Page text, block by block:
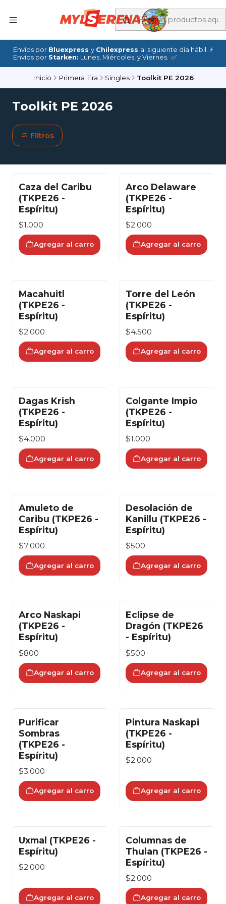
Envíos por Bluexpress y Chilexpress al siguiente día hábil. ⚡
Envíos por Starken: Lunes, Miércoles, y Viernes. ✅
Inicio Primera Era Singles Toolkit PE 2026
Toolkit PE 2026
Filtros
Caza del Caribu
(TKPE26 -
Espíritu)
$1.000
Agregar al carro
Arco Delaware
(TKPE26 -
Espíritu)
$2.000
Agregar al carro
Macahuitl
(TKPE26 -
Espíritu)
$2.000
Agregar al carro
Torre del León
(TKPE26 -
Espíritu)
$4.500
Agregar al carro
Dagas Krish
(TKPE26 -
Espíritu)
$4.000
Agregar al carro
Colgante Impio
(TKPE26 -
Espíritu)
$1.000
Agregar al carro
Amuleto de
Caribu (TKPE26 -
Espíritu)
$7.000
Agregar al carro
Desolación de
Kanillu (TKPE26 -
Espíritu)
$500
Agregar al carro
Arco Naskapi
(TKPE26 -
Espíritu)
$800
Agregar al carro
Eclipse de
Dragón (TKPE26
- Espíritu)
$500
Agregar al carro
Purificar
Sombras
(TKPE26 -
Espíritu)
$3.000
Agregar al carro
Pintura Naskapi
(TKPE26 -
Espíritu)
$2.000
Agregar al carro
Uxmal (TKPE26 -
Espíritu)
$2.000
Agregar al carro
Columnas de
Thulan (TKPE26 -
Espíritu)
$2.000
Agregar al carro